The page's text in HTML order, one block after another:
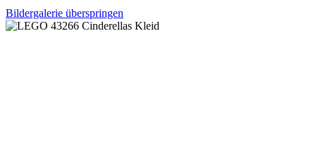
Bildergalerie überspringen